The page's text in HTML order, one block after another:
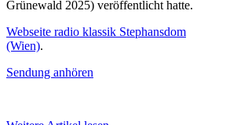
Grünewald 2025) veröffentlicht hatte.
Webseite radio klassik Stephansdom
(Wien).
Sendung anhören